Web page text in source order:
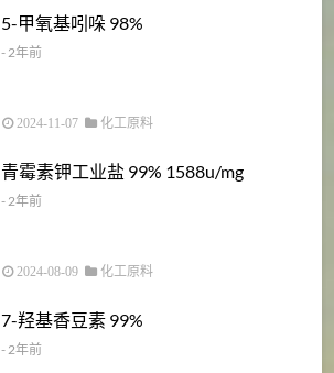
5-甲氧基吲哚 98%
- 2年前
2024-11-07 化工原料
青霉素钾工业盐 99% 1588u/mg
- 2年前
2024-08-09 化工原料
7-羟基香豆素 99%
- 2年前